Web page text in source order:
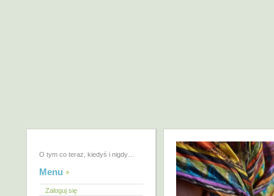
O tym co teraz, kiedyś i nigdy…
Menu
Zaloguj się